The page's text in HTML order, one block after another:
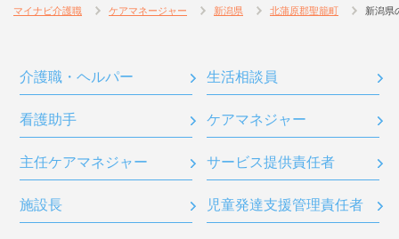
マイナビ介護職 ケアマネージャー 新潟県 北蒲原郡聖籠町 新潟県
介護職・ヘルパー 生活相談員
看護助手 ケアマネジャー
主任ケアマネジャー サービス提供責任者
施設長 児童発達支援管理責任者